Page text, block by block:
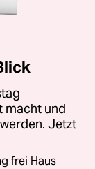
macht und
Jetzt
frei Haus